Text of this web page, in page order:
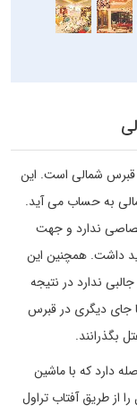
شهر گیرنه قبرس شمالی است. این
به حساب می آید.
ندارد و جهت
داشت. همچنین این
ندارد در نتیجه
جای دیگری در قبرس
بگذرانند.
ارجان فاصله دارد که با ماشین
را از طریق آفتاب تراول